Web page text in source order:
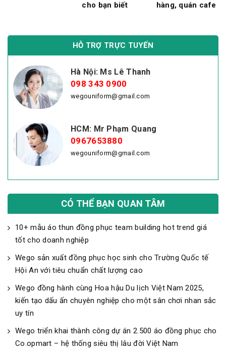
cho bạn biết
hàng, quán cafe
HỖ TRỢ TRỰC TUYẾN
Hà Nội: Ms Lê Thanh
098 343 0900
wegouniform@gmail.com
HCM: Mr Phạm Quang
0967653880
wegouniform@gmail.com
CÓ THỂ BẠN QUAN TÂM
10+ mẫu áo thun đồng phục team building hot trend giá
tốt cho doanh nghiệp
Wego sản xuất đồng phục học sinh cho Trường Quốc tế
Hội An với tiêu chuẩn chất lượng cao
Wego đồng hành cùng Hoa hậu Du lịch Việt Nam 2025,
kiến tạo dấu ấn chuyên nghiệp cho một sân chơi nhan sắc
uy tín
Wego triển khai thành công dự án 2.500 áo đồng phục cho
Co.opmart – hệ thống siêu thị lâu đời Việt Nam